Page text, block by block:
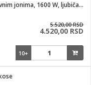
Fen za kosu sa negativnim jonima, 1600 W, ljubičasti
5.520,00 RSD
4.520,00 RSD
10+